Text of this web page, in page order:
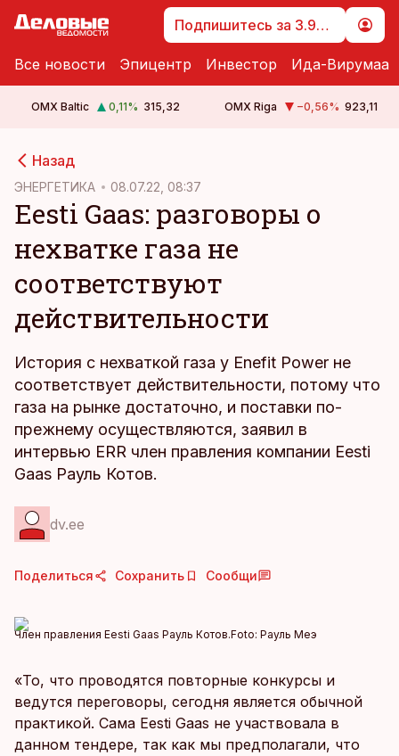
Подпишитесь за 3.99 €
Все новости Эпицентр Инвестор Ида-Вирумаа
OMX Baltic 0,11% 315,32 OMX Riga −0,56% 923,11
Назад
ЭНЕРГЕТИКА 08.07.22, 08:37
Eesti Gaas: разговоры о
нехватке газа не
соответствуют
действительности
История с нехваткой газа у Enefit Power не
соответствует действительности, потому что
газа на рынке достаточно, и поставки по-
прежнему осуществляются, заявил в
интервью ERR член правления компании Eesti
Gaas Рауль Котов.
dv.ee
Поделиться Сохранить Сообщи
Член правления Eesti Gaas Рауль Котов.Foto: Рауль Меэ
«То, что проводятся повторные конкурсы и
ведутся переговоры, сегодня является обычной
практикой. Сама Eesti Gaas не участвовала в
данном тендере, так как мы предполагали, что